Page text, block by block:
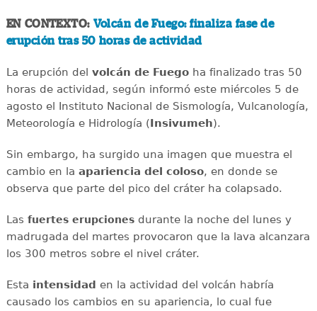
EN CONTEXTO: Volcán de Fuego: finaliza fase de
erupción tras 50 horas de actividad
La erupción del volcán de Fuegoha finalizado tras 50
horas de actividad, según informó este miércoles 5 de
agosto el Instituto Nacional de Sismología, Vulcanología,
Meteorología e Hidrología (Insivumeh).
Sin embargo, ha surgido una imagen que muestra el
cambio en la apariencia del coloso, en donde se
observa que parte del pico del cráter ha colapsado.
Las fuertes erupcionesdurante la noche del lunes y
madrugada del martes provocaron que la lava alcanzara
los 300 metros sobre el nivel cráter.
Esta intensidad en la actividad del volcán habría
causado los cambios en su apariencia, lo cual fue